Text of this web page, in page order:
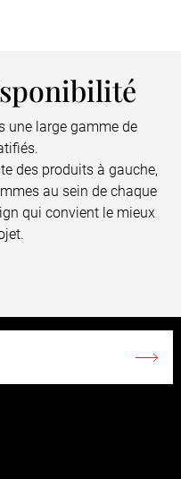
une large gamme de
des produits à gauche,
au sein de chaque
qui convient le mieux